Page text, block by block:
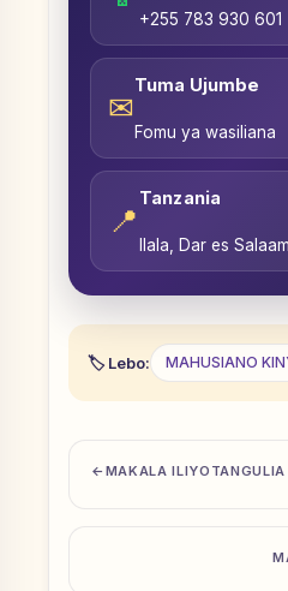
+255 783 930 601
✉
Tuma Ujumbe
Fomu ya wasiliana
📍
Tanzania
Ilala, Dar es Salaam
Lebo: MAHUSIANO
MAKALA ILIYOTANGULIA